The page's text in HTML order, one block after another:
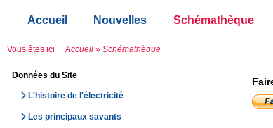
Accueil Nouvelles Schémathèque
Vous êtes ici : Accueil » Schémathèque
Données du Site
L'histoire de l'électricité
Les principaux savants